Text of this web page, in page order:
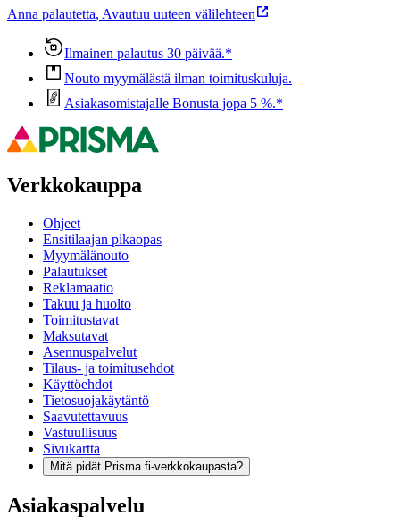
Anna palautetta, Avautuu uuteen välilehteen
Ilmainen palautus 30 päivää.*
Nouto myymälästä ilman toimituskuluja.
Asiakasomistajalle Bonusta jopa 5 %.*
Verkkokauppa
Ohjeet
Ensitilaajan pikaopas
Myymälänouto
Palautukset
Reklamaatio
Takuu ja huolto
Toimitustavat
Maksutavat
Asennuspalvelut
Tilaus- ja toimitusehdot
Käyttöehdot
Tietosuojakäytäntö
Saavutettavuus
Vastuullisuus
Sivukartta
Mitä pidät Prisma.fi-verkkokaupasta?
Asiakaspalvelu